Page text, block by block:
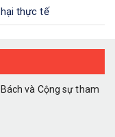
thực tế
và Cộng sự tham